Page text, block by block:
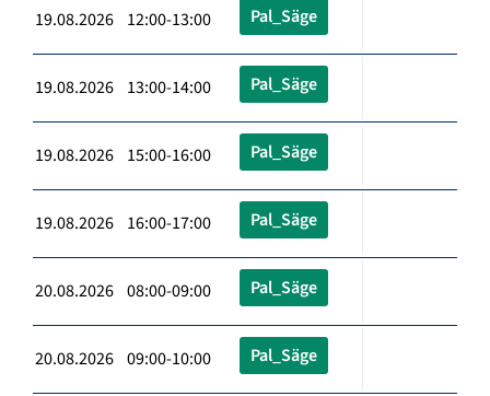
19.08.2026 12:00-13:00 Pal_Säge
19.08.2026 13:00-14:00 Pal_Säge
19.08.2026 15:00-16:00 Pal_Säge
19.08.2026 16:00-17:00 Pal_Säge
20.08.2026 08:00-09:00 Pal_Säge
20.08.2026 09:00-10:00 Pal_Säge